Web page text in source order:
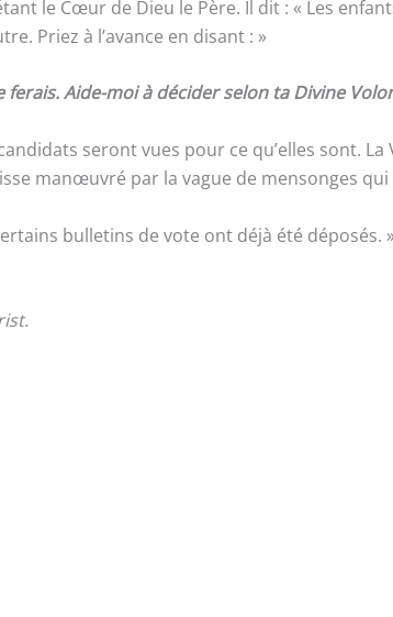
le Cœur de Dieu le Père. Il dit : « Les
Priez à l’avance en disant : »
Aide-moi à décider selon ta Divine
seront vues pour ce qu’elles sont. La
manœuvré par la vague de mensonges
bulletins de vote ont déjà été déposés.